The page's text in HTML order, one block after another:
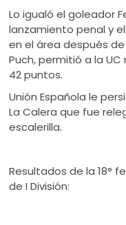
Lo igualó el goleador
lanzamiento penal y
en el área después
Puch, permitió a la
42 puntos.
Unión Española le
La Calera que fue
escalerilla.
Resultados de la 18°
de I División: